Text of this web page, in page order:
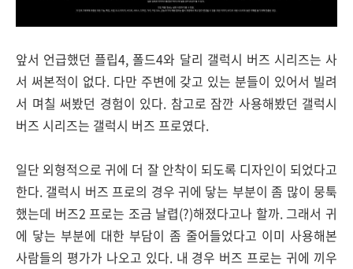
앞서 언급했던 플립4, 폴드4와 달리 갤럭시 버즈 시리즈는 사
서 써본적이 없다. 다만 주변에 갖고 있는 분들이 있어서 빌려
서 며칠 써봤던 경험이 있다. 참고로 잠깐 사용해봤던 갤럭시
버즈 시리즈는 갤럭시 버즈 프로였다.
일단 외형적으로 귀에 더 잘 안착이 되도록 디자인이 되었다고
한다. 갤럭시 버즈 프로의 경우 귀에 닿는 부분이 좀 많이 뭉툭
했는데 버즈2 프로는 조금 날렵(?)해졌다고나 할까. 그래서 귀
에 닿는 부분에 대한 부담이 좀 줄어들었다고 이미 사용해본
사람들의 평가가 나오고 있다. 내 경우 버즈 프로는 귀에 끼우